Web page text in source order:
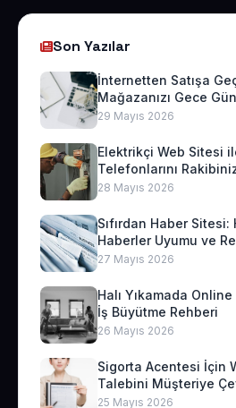
Son Yazılar
İnternetten Satışa
Mağazanızı Gece
29 Mayıs 2026
Elektrikçi Web Sitesi
Telefonlarını
28 Mayıs 2026
Sıfırdan Haber Sitesi:
Haberler Uyumu ve
27 Mayıs 2026
Halı Yıkamada
İş Büyütme Rehberi
26 Mayıs 2026
Sigorta Acentesi İçin
Talebini Müşteriye
25 Mayıs 2026